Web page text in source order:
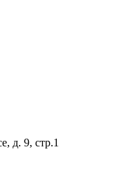
д. 9, стр.1